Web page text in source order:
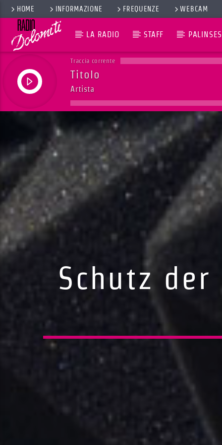
HOME INFORMAZIONE FREQUENZE WEBCAM
LA RADIO STAFF
Traccia corrente
Titolo
Artista
Schutz der